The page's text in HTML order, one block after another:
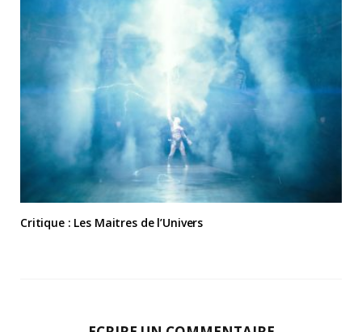
Critique : Les Maitres de l’Univers